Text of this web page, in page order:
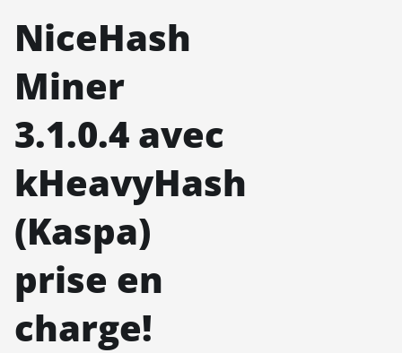
NiceHash
Miner
3.1.0.4 avec
kHeavyHash
(Kaspa)
prise en
charge!